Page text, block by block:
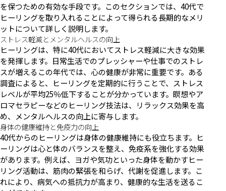
を保つための有効な手段です。このセクションでは、40代で
ヒーリングを取り入れることによって得られる長期的なメリ
ットについて詳しく説明します。
ストレス軽減とメンタルヘルスの向上
ヒーリングは、特に40代においてストレス軽減に大きな効果
を発揮します。日常生活でのプレッシャーや仕事でのストレ
スが増えるこの年代では、心の健康が非常に重要です。ある
調査によると、ヒーリングを定期的に行うことで、ストレス
レベルが平均25％低下することが分かっています。瞑想やア
ロマセラピーなどのヒーリング技法は、リラックス効果を高
め、メンタルヘルスの向上に寄与します。
身体の健康維持と免疫力の向上
40代からのヒーリングは身体の健康維持にも役立ちます。ヒ
ーリングは心と体のバランスを整え、免疫系を強化する効果
があります。例えば、ヨガや気功といった身体を動かすヒー
リング活動は、筋肉の緊張を和らげ、代謝を促進します。こ
れにより、病気への抵抗力が高まり、健康的な生活を送るこ